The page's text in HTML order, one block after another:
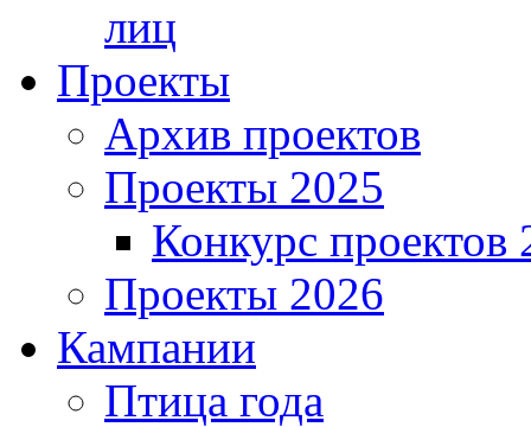
лиц
Проекты
Архив проектов
Проекты 2025
Конкурс проектов
Проекты 2026
Кампании
Птица года